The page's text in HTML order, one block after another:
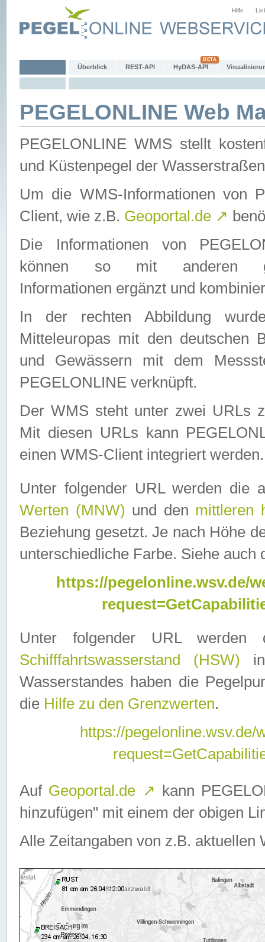
Hilfe
Überblick REST-API HyDAS-API
PEGELONLINE Web
PEGELONLINE WMS stellt
und Küstenpegel der
Um die WMS-Informationen von
Client, wie z.B. Geoportal.de ↗
Die Informationen von
können so mit anderen
Informationen ergänzt und
In der rechten Abbildung
Mitteleuropas mit den deutschen
und Gewässern mit dem
PEGELONLINE verknüpft.
Der WMS steht unter zwei URLs
Mit diesen URLs kann
einen WMS-Client integriert werden.
Unter folgender URL werden die
Werten (MNW) und den mittleren
Beziehung gesetzt. Je nach Höhe
unterschiedliche Farbe. Siehe auch
https://pegelonline.wsv.de/
Unter folgender URL
Schifffahrtswasserstand (HSW)
Wasserstandes haben die
die Hilfe zu den Grenzwerten.
https://
Auf Geoportal.de ↗ kann
hinzufügen" mit einem der obigen
Alle Zeitangaben von z.B. aktuellen